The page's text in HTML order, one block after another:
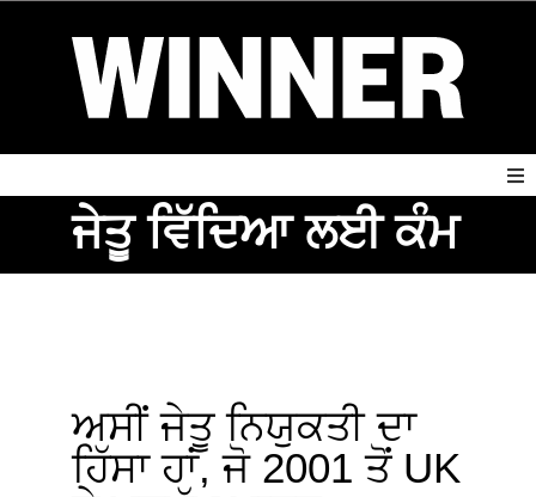
ਜੇਤੂ ਵਿੱਦਿਆ ਲਈ ਕੰਮ
ਅਸੀਂ ਜੇਤੂ ਨਿਯੁਕਤੀ ਦਾ
ਹਿੱਸਾ ਹਾਂ, ਜੋ 2001 ਤੋਂ UK